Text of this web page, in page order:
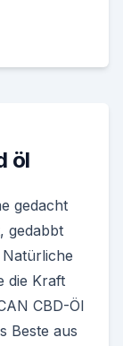
öl
gedacht
gedabbt
die Kraft
CBD-Öl
Beste aus